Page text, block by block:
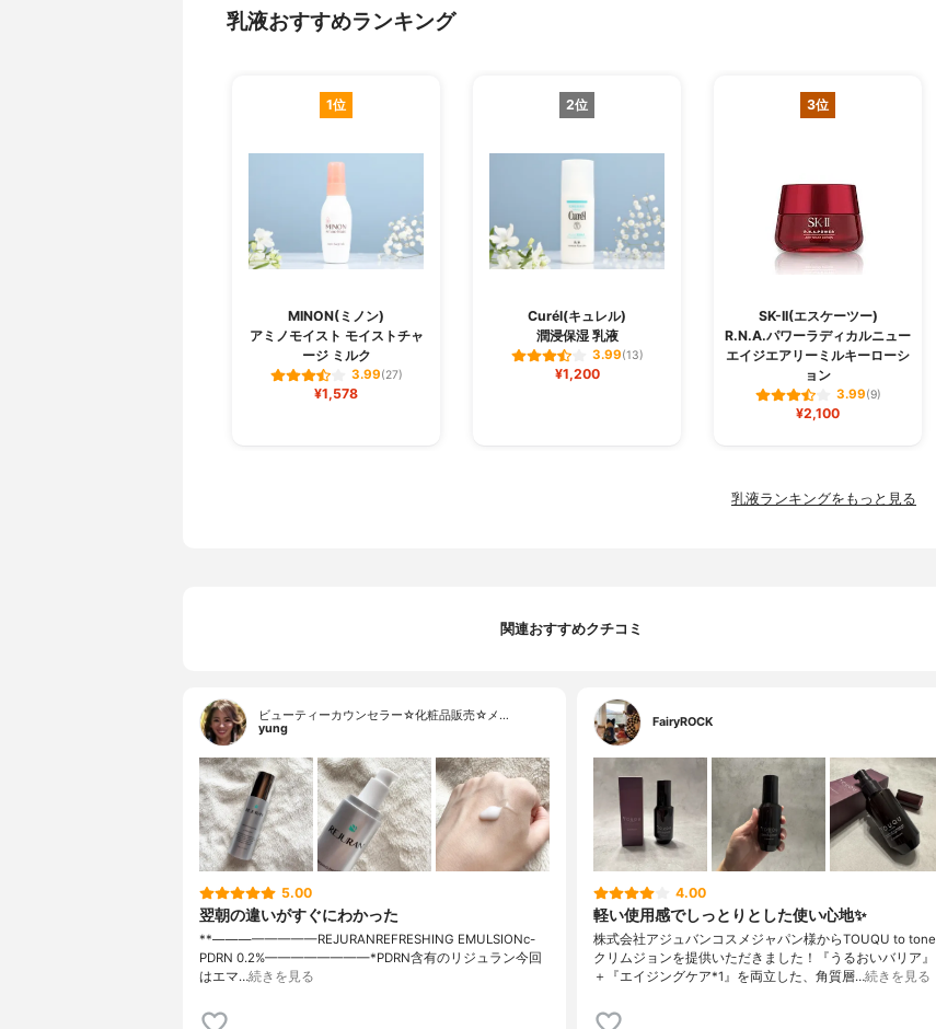
乳液おすすめランキング
1位
MINON(ミノン)
アミノモイスト モイストチャ
ージ ミルク
3.99(27)
¥1,578
2位
Curél(キュレル)
潤浸保湿 乳液
3.99(13)
¥1,200
3位
SK-II(エスケーツー)
R.N.A.パワーラディカルニュー
エイジエアリーミルキーローシ
ョン
3.99(9)
¥2,100
乳液ランキングをもっと見る
関連おすすめクチコミ
ビューティーカウンセラー☆化粧品販売☆メ…
yung
5.00
翌朝の違いがすぐにわかった
**————————⁡REJURAN⁡REFRESHING EMULSIONc-
PDRN 0.2%⁡————————⁡⁡⁡⁡*PDRN含有のリジュラン今回
はエマ…続きを見る
FairyROCK
4.00
軽い使用感でしっとりとした使い心地✨
株式会社アジュバンコスメジャパン様からTOUQU to tone
クリムジョンを提供いただきました！『うるおいバリア』
＋『エイジングケア*1』を両立した、角質層…続きを見る